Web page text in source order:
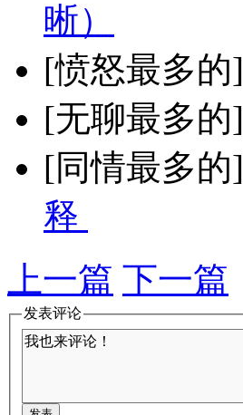
晰）
[愤怒最多的]
[无聊最多的]
[同情最多的]
释
上一篇 下一篇
发表评论